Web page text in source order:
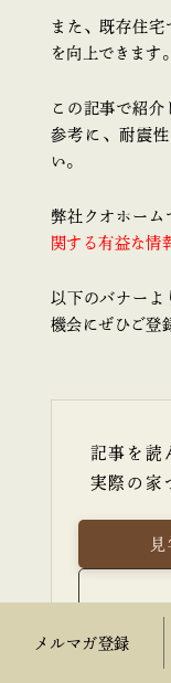
メルマガ登録
また、既存住宅
を向上できます。
この記事で紹
参考に、耐震
い。
弊社クオホーム
関する有益な情
以下のバナー
機会にぜひご登
記事を読
実際の家